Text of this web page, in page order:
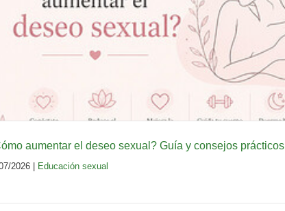
aumentar el deseo sexual? Guía y consejos prácticos
2026 | Educación sexual